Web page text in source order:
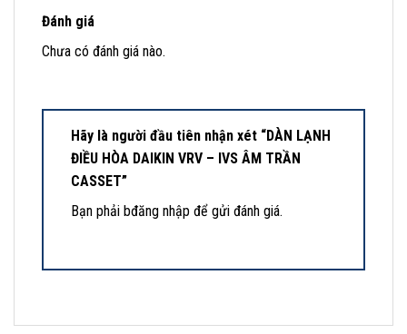
Đánh giá
Chưa có đánh giá nào.
Hãy là người đầu tiên nhận xét “DÀN LẠNH
ĐIỀU HÒA DAIKIN VRV – IVS ÂM TRẦN
CASSET”
Bạn phải bđăng nhập để gửi đánh giá.